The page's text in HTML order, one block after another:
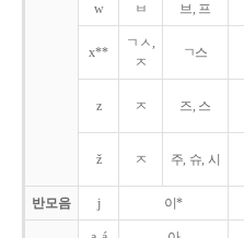
w ㅂ 브, 프
x**
ㄱㅅ,
ㅈ
ㄱ스
z ㅈ 즈, 스
ž ㅈ 주, 슈, 시
반모음 j 이*